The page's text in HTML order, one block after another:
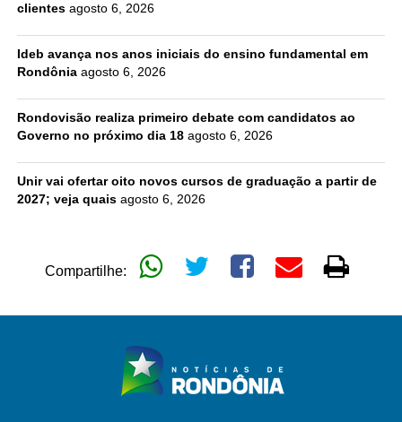
clientes agosto 6, 2026
Ideb avança nos anos iniciais do ensino fundamental em
Rondônia agosto 6, 2026
Rondovisão realiza primeiro debate com candidatos ao
Governo no próximo dia 18 agosto 6, 2026
Unir vai ofertar oito novos cursos de graduação a partir de
2027; veja quais agosto 6, 2026
Compartilhe: